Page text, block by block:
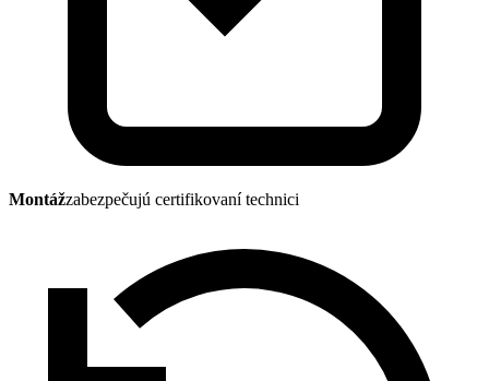
Montážzabezpečujú certifikovaní technici